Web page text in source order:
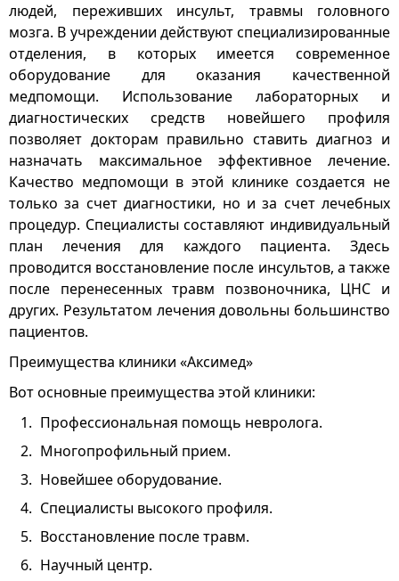
людей, переживших инсульт, травмы головного
мозга. В учреждении действуют специализированные
отделения, в которых имеется современное
оборудование для оказания качественной
медпомощи. Использование лабораторных и
диагностических средств новейшего профиля
позволяет докторам правильно ставить диагноз и
назначать максимальное эффективное лечение.
Качество медпомощи в этой клинике создается не
только за счет диагностики, но и за счет лечебных
процедур. Специалисты составляют индивидуальный
план лечения для каждого пациента. Здесь
проводится восстановление после инсультов, а также
после перенесенных травм позвоночника, ЦНС и
других. Результатом лечения довольны большинство
пациентов.
Преимущества клиники «Аксимед»
Вот основные преимущества этой клиники:
Профессиональная помощь невролога.
Многопрофильный прием.
Новейшее оборудование.
Специалисты высокого профиля.
Восстановление после травм.
Научный центр.